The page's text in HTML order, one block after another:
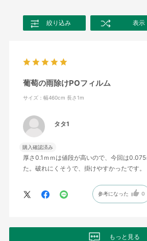
絞り込み 表示
葡萄の雨除けPOフィルム
サイズ：幅460cm 長さ1m
タタ1
購入確認済み
厚さ0.1ｍｍは値段が高いので、今回は
た。破れにくそうで、掛けやすかったです。
参考になった 0
もっと見る